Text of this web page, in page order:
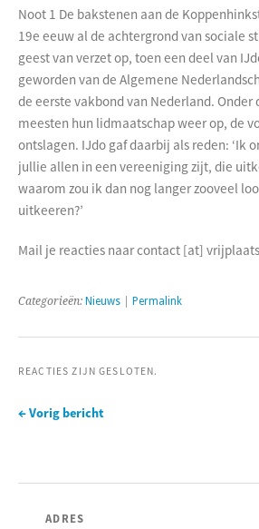
Noot 1 De bakstenen aan de
19e eeuw al de achtergrond van sociale
geest van verzet op, toen een deel van
geworden van de Algemene
de eerste vakbond van Nederland. Onder
meesten hun lidmaatschap weer op, de
ontslagen. IJdo gaf daarbij als reden: ‘Ik
jullie allen in een vereeniging zijt, die
waarom zou ik dan nog langer zooveel
uitkeeren?’
Mail je reacties naar contact [at]
Categorieën: Nieuws Permalink
REACTIES ZIJN GESLOTEN.
← Vorig bericht
ADRES